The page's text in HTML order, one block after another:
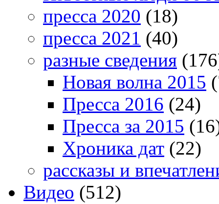
пресса 2020 (18)
пресса 2021 (40)
разные сведения
Новая волна 2015
Пресса 2016 (24)
Пресса за 2015
Хроника дат (22)
рассказы и
Видео (512)